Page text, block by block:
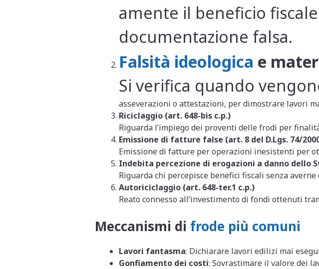
amente il beneficio
documentazione falsa.
Falsità ideologica e
Si verifica quando
asseverazioni o attestazioni, per dimostrare lavori
Riciclaggio (art. 648-bis c.p.)
Riguarda l’impiego dei proventi delle frodi per
Emissione di fatture false (art. 8 del D.Lgs. 74/
Emissione di fatture per operazioni inesistenti per
Indebita percezione di erogazioni a danno dello
Riguarda chi percepisce benefici fiscali senza
Autoriciclaggio (art. 648-ter.1 c.p.)
Reato connesso all’investimento di fondi ottenuti
Meccanismi di frode più comuni
Lavori fantasma: Dichiarare lavori edilizi mai
Gonfiamento dei costi: Sovrastimare il valore dei